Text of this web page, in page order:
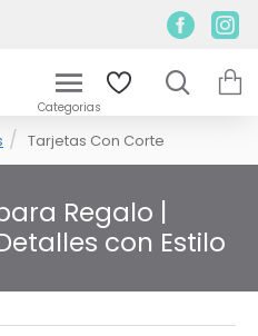
Tarjetas Con Corte
Regalo |
con Estilo